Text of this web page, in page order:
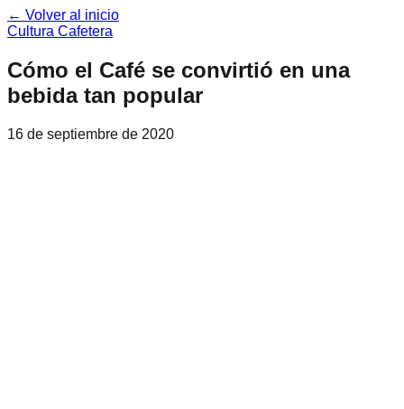
← Volver al inicio
Cultura Cafetera
Cómo el Café se convirtió en una
bebida tan popular
16 de septiembre de 2020